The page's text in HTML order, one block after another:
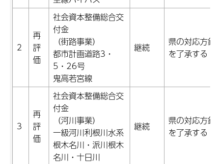
2
再
評
価
社会資本整備総合交
付金
（街路事業）
都市計画道路3・
5・26号
鬼高若宮線
継続
県の対応方針
を了承する
3
再
評
価
社会資本整備総合交
付金
（河川事業）
一級河川利根川水系
根木名川・派川根木
名川・十日川
継続
県の対応方針
を了承する